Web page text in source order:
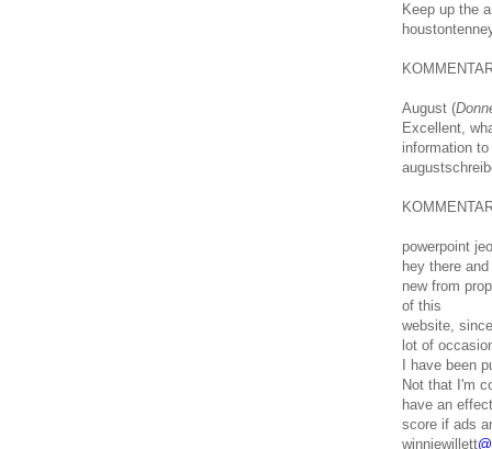
Keep up the
August (
Excellent,
information
powerpoint
hey there
new from
of this
website,
lot of
I have been
Not that I'm
have an
score if ads
winniewillett@